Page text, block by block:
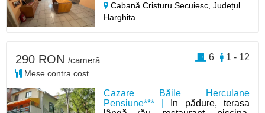
Cabană Cristuru Secuiesc,Județul
Harghita
Cazare Băile Herculane
Pensiune*** |
In pădure, terasa
290 RON /cameră
Mese contra cost
1 - 12
6